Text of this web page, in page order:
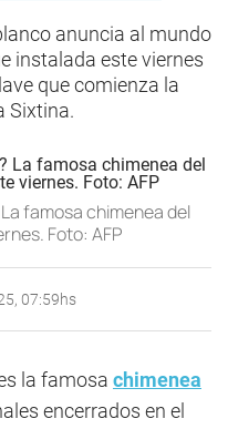
anuncia al mundo
instalada este viernes
que comienza la
Sixtina.
famosa chimenea del
Foto: AFP
07:59hs
la famosa chimenea
encerrados en el